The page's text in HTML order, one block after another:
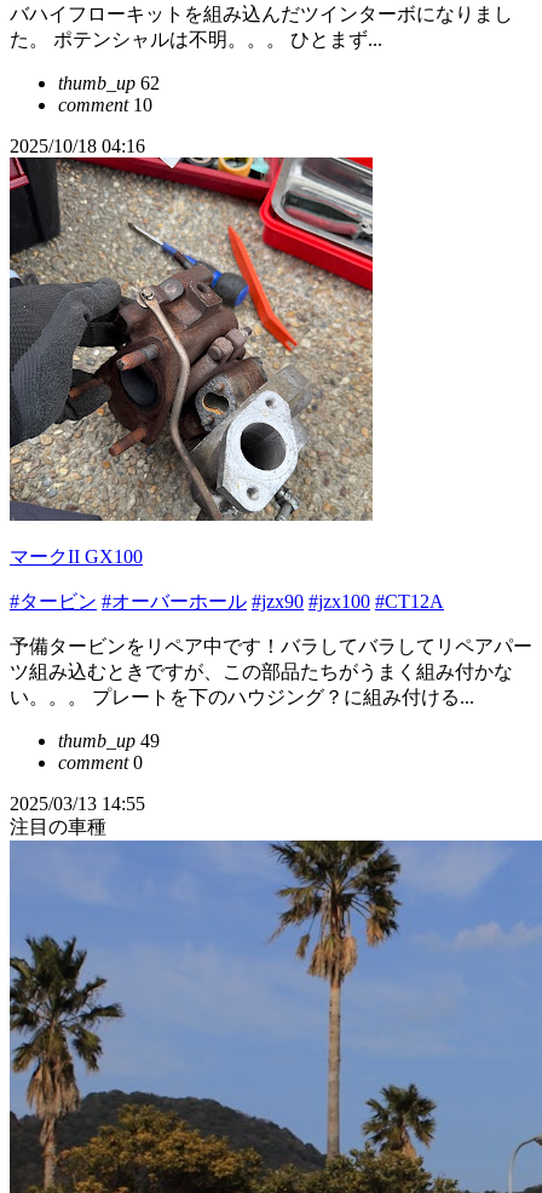
バハイフローキットを組み込んだツインターボになりまし
た。 ポテンシャルは不明。。。 ひとまず...
thumb_up 62
comment10
2025/10/18 04:16
マークII GX100
#タービン #オーバーホール #jzx90 #jzx100 #CT12A
予備タービンをリペア中です！バラしてバラしてリペアパー
ツ組み込むときですが、この部品たちがうまく組み付かな
い。。。 プレートを下のハウジング？に組み付ける...
thumb_up 49
comment0
2025/03/13 14:55
注目の車種